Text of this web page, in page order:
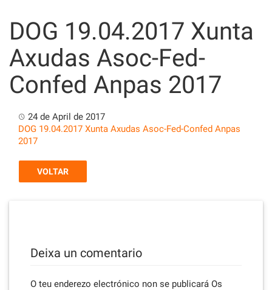
content
DOG 19.04.2017 Xunta
Axudas Asoc-Fed-
Confed Anpas 2017
24 de April de 2017
DOG 19.04.2017 Xunta Axudas Asoc-Fed-Confed Anpas
2017
VOLTAR
Deixa un comentario
O teu enderezo electrónico non se publicará Os